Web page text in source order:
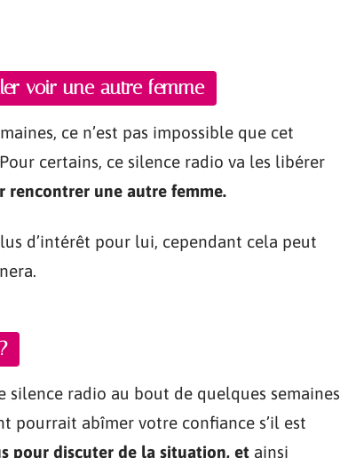
voir une autre femme
ce n’est pas impossible que cet
certains, ce silence radio va les libérer
rencontrer une autre femme.
d’intérêt pour lui, cependant cela peut
silence radio au bout de quelques semaines
pourrait abîmer votre confiance s’il est
pour discuter de la situation, et ainsi